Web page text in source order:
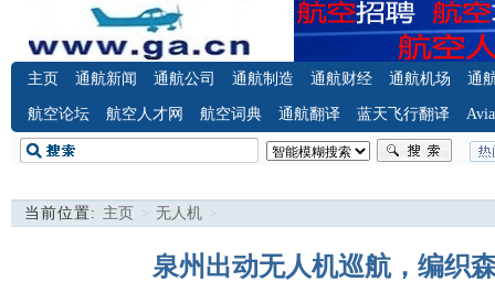
主页 通航新闻 通航公司 通航制造 通航财经 通航机场 通
航空论坛 航空人才网 航空词典 通航翻译 蓝天飞行翻译
当前位置: 主页 > 无人机 >
泉州出动无人机巡航，编织